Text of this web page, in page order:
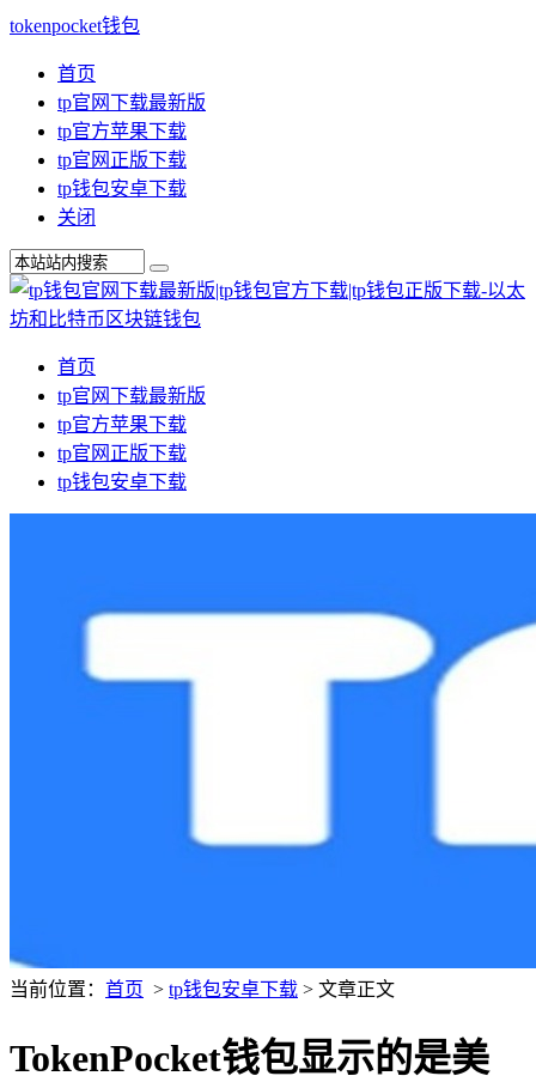
tokenpocket钱包
首页
tp官网下载最新版
tp官方苹果下载
tp官网正版下载
tp钱包安卓下载
关闭
首页
tp官网下载最新版
tp官方苹果下载
tp官网正版下载
tp钱包安卓下载
当前位置： 首页 > tp钱包安卓下载 > 文章正文
TokenPocket钱包显示的是美